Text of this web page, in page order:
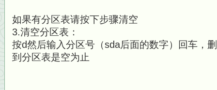
如果有分区表请按下步骤清空
3.清空分区表：
按d然后输入分区号（sda后面的数字）回车，
到分区表是空为止